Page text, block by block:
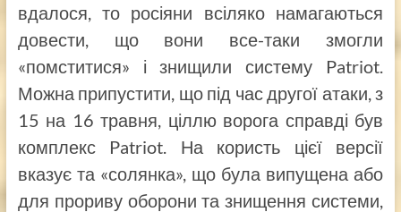
вдалося, то росіяни всіляко намагаються
довести, що вони все-таки змогли
«помститися» і знищили систему Patriot.
Можна припустити, що під час другої атаки, з
15 на 16 травня, ціллю ворога справді був
комплекс Patriot. На користь цієї версії
вказує та «солянка», що була випущена або
для прориву оборони та знищення системи,